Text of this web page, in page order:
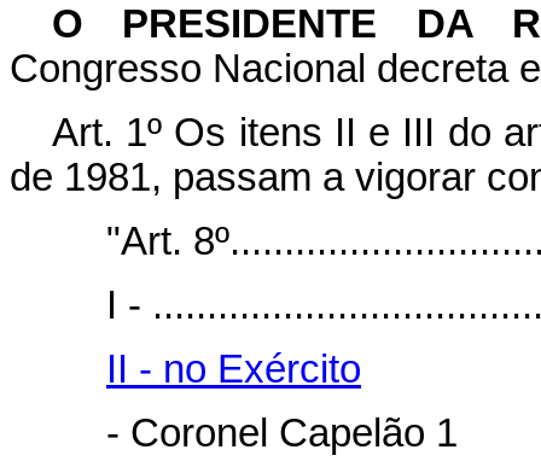
O PRESIDENTE DA
Congresso Nacional decreta
Art. 1º Os itens II e III do
de 1981, passam a vigorar
"Art.
I -
II - no Exército
- Coronel Capelão 1